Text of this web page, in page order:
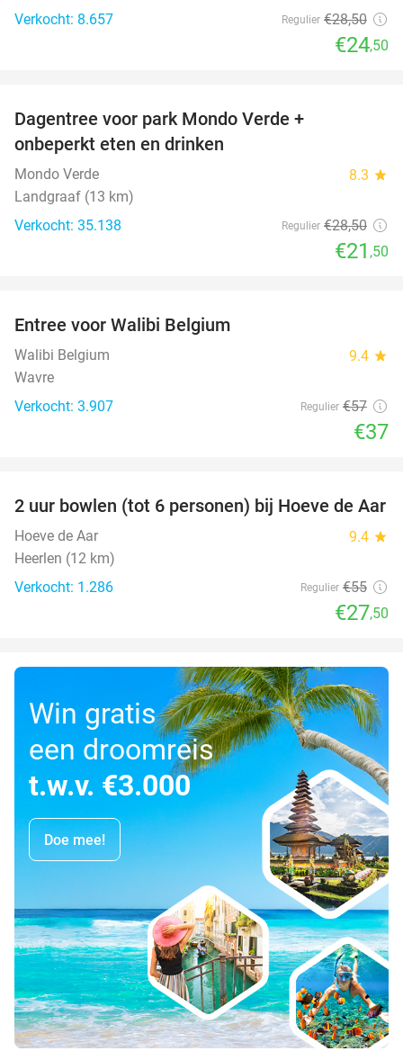
Verkocht: 8.657
Regulier €28,50
€24,50
Dagentree voor park Mondo Verde +
onbeperkt eten en drinken
Mondo Verde 8.3 star
Landgraaf (13 km)
Verkocht: 35.138
Regulier €28,50
€21 ,50
Entree voor Walibi Belgium
Walibi Belgium 9.4 star
Wavre
Verkocht: 3.907
Regulier €57
€37
50%
2 uur bowlen (tot 6 personen) bij Hoeve de Aar
Hoeve de Aar 9.4 star
Heerlen (12 km)
Verkocht: 1.286
Regulier €55
€27,50
Win gratis
een droomreis
t.w.v. €3.000
Doe mee!